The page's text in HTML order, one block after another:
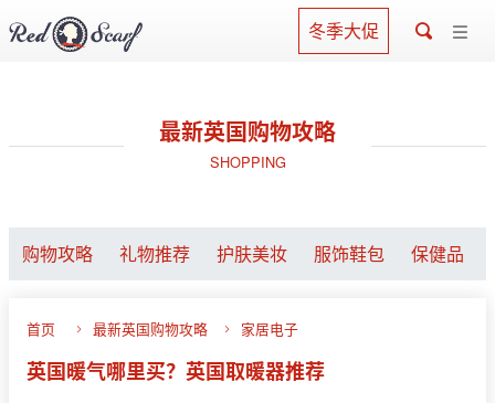
冬季大促
最新英国购物攻略
SHOPPING
购物攻略 礼物推荐 护肤美妆 服饰鞋包 保健品
首页 最新英国购物攻略 家居电子
英国暖气哪里买？英国取暖器推荐